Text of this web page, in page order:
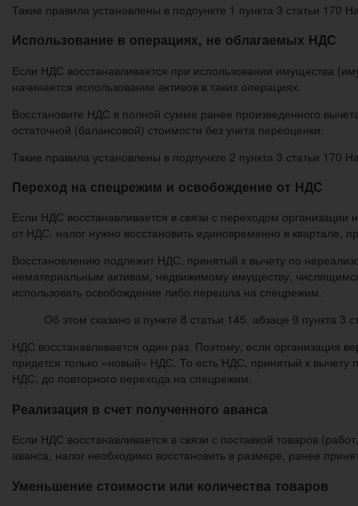
Такие правила установлены в подпункте 1 пункта 3 статьи 170
Использование в операциях, не облагаемых НДС
Если НДС восстанавливается при использовании имущества
начинается использование активов в таких операциях.
Восстановите НДС в полной сумме ранее произведенного
остаточной (балансовой) стоимости без учета переоценки.
Такие правила установлены в подпункте 2 пункта 3 статьи 170
Переход на спецрежим и освобождение от НДС
Если НДС восстанавливается в связи с переходом
от НДС, налог нужно восстановить единовременно в квартале,
Восстановлению подлежит НДС, принятый к вычету по
нематериальным активам, недвижимому имуществу,
использовать освобождение либо перешла на спецрежим.
Об этом сказано в пункте 8 статьи 145, абзаце 9 пункта 3
НДС восстанавливается один раз. Поэтому, если организация
придется только «новый» НДС. То есть НДС, принятый к
НДС, до повторного перехода на спецрежим.
Реализация в счет полученного аванса
Если НДС восстанавливается в связи с поставкой товаров
аванса, налог необходимо восстановить в размере, ранее
Уменьшение стоимости или количества товаров